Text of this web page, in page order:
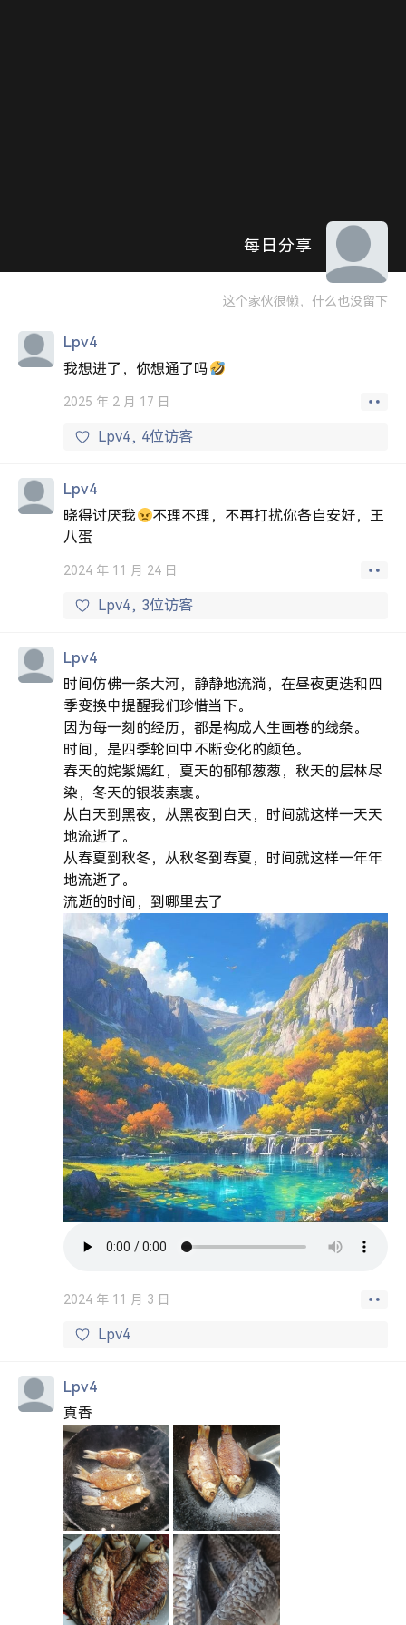
每日分享
这个家伙很懒，什么也没留下
Lpv4
我想进了，你想通了吗
2025 年 2 月 17 日
Lpv4 4位访客
Lpv4
晓得讨厌我
不理不理，不再打扰你各自安好，王
八蛋
2024 年 11 月 24 日
Lpv4 3位访客
Lpv4
时间仿佛一条大河，静静地流淌，在昼夜更迭和四
季变换中提醒我们珍惜当下。
因为每一刻的经历，都是构成人生画卷的线条。
时间，是四季轮回中不断变化的颜色。
春天的姹紫嫣红，夏天的郁郁葱葱，秋天的层林尽
染，冬天的银装素裹。
从白天到黑夜，从黑夜到白天，时间就这样一天天
地流逝了。
从春夏到秋冬，从秋冬到春夏，时间就这样一年年
地流逝了。
流逝的时间，到哪里去了
2024 年 11 月 3 日
Lpv4
Lpv4
真香